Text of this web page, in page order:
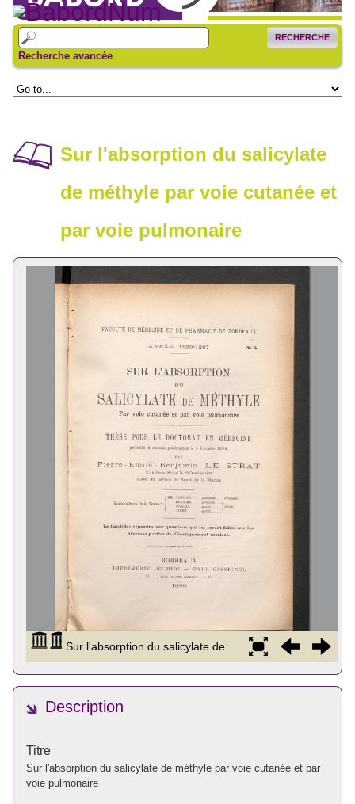
RECHERCHE
Recherche avancée
Sur l'absorption du salicylate
de méthyle par voie cutanée et
par voie pulmonaire
Description
Titre
Sur l'absorption du salicylate de méthyle par voie cutanée et par
voie pulmonaire